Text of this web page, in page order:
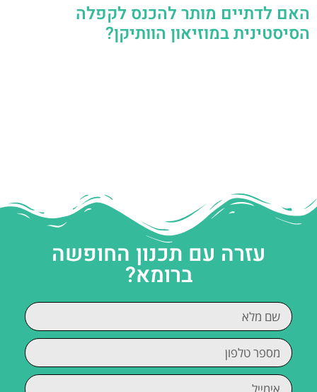
האם לדתיים מותר להכנס לקפלה
הסיסטינית במוזיאון הוותיקן?
עזרה עם תכנון החופשה
ברומא?